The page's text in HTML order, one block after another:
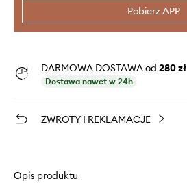
Pobierz APP
DARMOWA DOSTAWA od 280 zł
Dostawa nawet w 24h
ZWROTY I REKLAMACJE
Opis produktu